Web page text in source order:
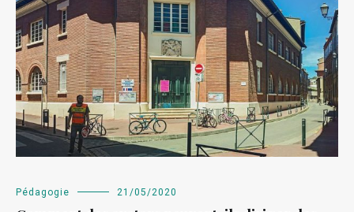
Pédagogie 21/05/2020